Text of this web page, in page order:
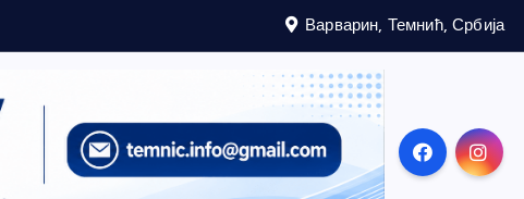
Варварин, Темнић, Србија